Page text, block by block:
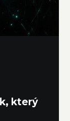
který